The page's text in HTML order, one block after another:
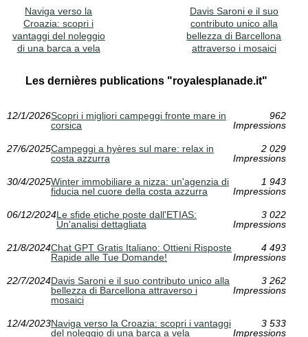
Naviga verso la
Croazia: scopri i
vantaggi del noleggio
di una barca a vela
Davis Saroni e il suo
contributo unico alla
bellezza di Barcellona
attraverso i mosaici
Les dernières publications "royalesplanade.it"
12/1/2026Scopri i migliori campeggi fronte mare in
corsica
962
Impressions
27/6/2025Campeggi a hyères sul mare: relax in
costa azzurra
2 029
Impressions
30/4/2025Winter immobiliare a nizza: un'agenzia di
fiducia nel cuore della costa azzurra
1 943
Impressions
06/12/2024Le sfide etiche poste dall'ETIAS:
Un'analisi dettagliata
3 022
Impressions
21/8/2024Chat GPT Gratis Italiano: Ottieni Risposte
Rapide alle Tue Domande!
4 493
Impressions
22/7/2024Davis Saroni e il suo contributo unico alla
bellezza di Barcellona attraverso i
mosaici
3 262
Impressions
12/4/2023Naviga verso la Croazia: scopri i vantaggi
del noleggio di una barca a vela
3 533
Impressions